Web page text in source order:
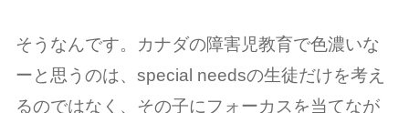
そうなんです。カナダの障害児教育で色濃いな
ーと思うのは、special needsの生徒だけを考え
るのではなく、その子にフォーカスを当てなが